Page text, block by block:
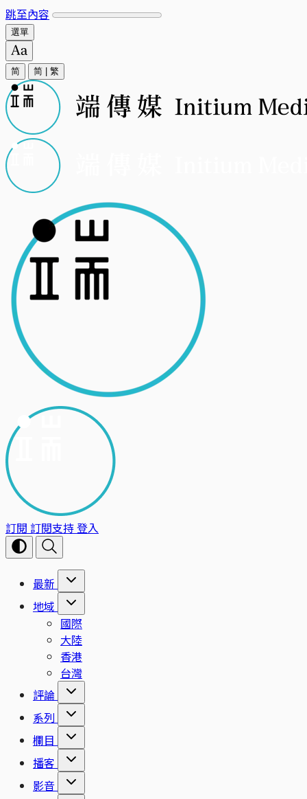
跳至內容
選單
简 简 繁
訂閱 訂閱支持登入
最新
地域
國際
大陸
香港
台灣
評論
系列
欄目
播客
影音